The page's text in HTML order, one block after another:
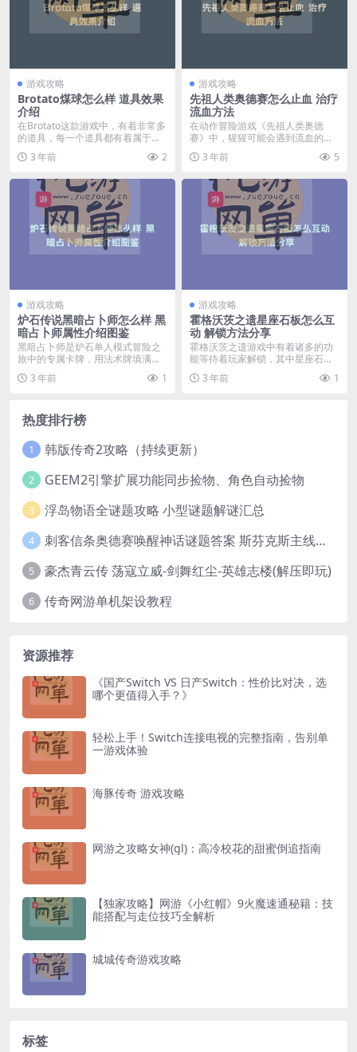
游戏攻略
Brotato煤球怎么样 道具效果
介绍
在Brotato这款游戏中，有着非常多
的道具，每一个道具都有着属于自
己的特效，其...
3 年前 2
游戏攻略
先祖人类奥德赛怎么止血 治疗
流血方法
在动作冒险游戏《先祖人类奥德
赛》中，猩猩可能会遇到流血的情
况，会持续扣血降低血量...
3 年前 5
游戏攻略
炉石传说黑暗占卜师怎么样 黑
暗占卜师属性介绍图鉴
黑暗占卜师是炉石单人模式冒险之
旅中的专属卡牌，用法术牌填满你
的手牌。下面小编为大...
3 年前 1
游戏攻略
霍格沃茨之遗星座石板怎么互
动 解锁方法分享
霍格沃茨之遗游戏中有着诸多的功
能等待着玩家解锁，其中星座石板
很多玩家不知道互动的...
3 年前 1
热度排行榜
1 韩版传奇2攻略（持续更新）
2 GEEM2引擎扩展功能同步捡物、角色自动捡物
3 浮岛物语全谜题攻略 小型谜题解谜汇总
4 刺客信条奥德赛唤醒神话谜题答案 斯芬克斯主线攻略
5 豪杰青云传 荡寇立威-剑舞红尘-英雄志楼(解压即玩)
6 传奇网游单机架设教程
资源推荐
《国产Switch VS 日产Switch：性价比对决，选
哪个更值得入手？》
轻松上手！Switch连接电视的完整指南，告别单
一游戏体验
海豚传奇 游戏攻略
网游之攻略女神(gl)：高冷校花的甜蜜倒追指南
【独家攻略】网游《小红帽》9火魔速通秘籍：技
能搭配与走位技巧全解析
城城传奇游戏攻略
标签